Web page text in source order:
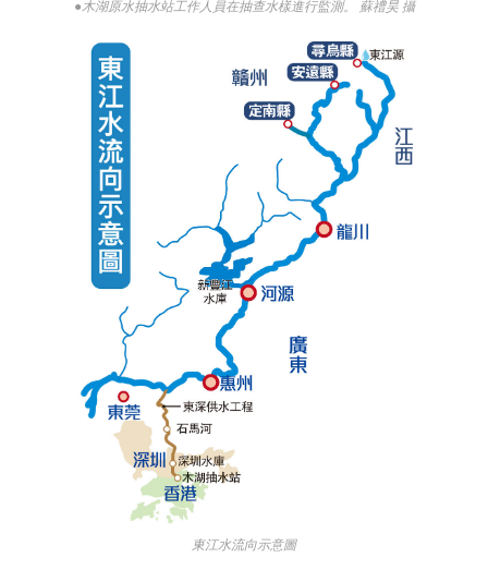
●木湖原水抽水站工作人員在抽查水樣進行監測。 蘇禮昊 攝
東江水流向示意圖